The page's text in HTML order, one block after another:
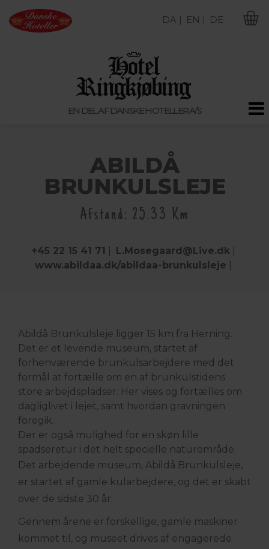
EN DEL AF DANSKE HOTELLER A/S
DA | EN | DE
ABILDÅ
BRUNKULSLEJE
Afstand: 25.33 Km
+45 22 15 41 71 L.Mosegaard@Live.dk
www.abildaa.dk/abildaa-brunkulsleje
Abildå Brunkulsleje ligger 15 km fra Herning.
Det er et levende museum, startet af
forhenværende brunkulsarbejdere med det
formål at fortælle om en af brunkulstidens
store arbejdspladser. Her vises og fortælles om
dagliglivet i lejet, samt hvordan gravningen
foregik.
Der er også mulighed for en skøn lille
spadseretur i det helt specielle naturområde.
Det arbejdende museum, Abildå Brunkulsleje,
er startet af gamle kularbejdere, og det er skabt
over de sidste 30 år.
Gennem årene er forskellige, gamle maskiner
kommet til, og museet drives af engagerede